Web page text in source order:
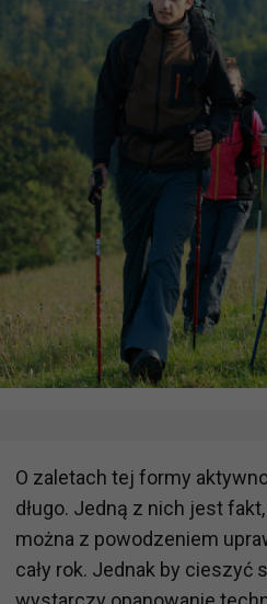
O zaletach tej formy
długo. Jedną z nich jest
można z powodzeniem
cały rok. Jednak by cieszyć